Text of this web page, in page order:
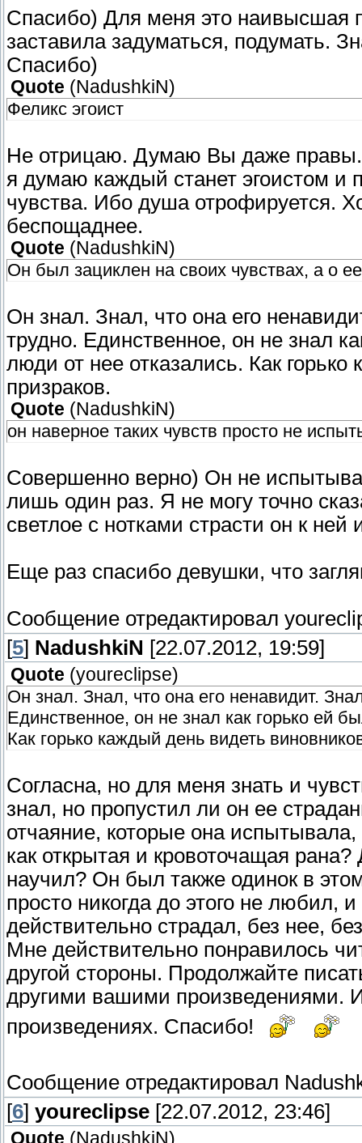
Спасибо) Для меня это наивысшая
заставила задуматься, подумать.
Спасибо)
Quote (NadushkiN )
Феликс эгоист
Не отрицаю. Думаю Вы даже правы.
я думаю каждый станет эгоистом
чувства. Ибо душа отрофируется.
беспощаднее.
Quote (NadushkiN )
Он был зациклен на своих чувствах, а о
Он знал. Знал, что она его
трудно. Единственное, он не знал
люди от нее отказались. Как
призраков.
Quote (NadushkiN )
он наверное таких чувств просто не
Совершенно верно) Он не
лишь один раз. Я не могу точно
светлое с нотками страсти он к
Еще раз спасибо девушки, что
Сообщение отредактировал
[5] NadushkiN [22.07.2012, 19:59]
Quote (youreclipse)
Он знал. Знал, что она его ненавидит.
Единственное, он не знал как горько ей
Как горько каждый день видеть
Согласна, но для меня знать и
знал, но пропустил ли он ее
отчаяние, которые она
как открытая и кровоточащая
научил? Он был также одинок в
просто никогда до этого не любил,
действительно страдал, без нее,
Мне действительно понравилось
другой стороны. Продолжайте
другими вашими произведениями.
произведениях. Спасибо!
Сообщение отредактировал
[6] youreclipse [22.07.2012, 23:46]
Quote (NadushkiN )